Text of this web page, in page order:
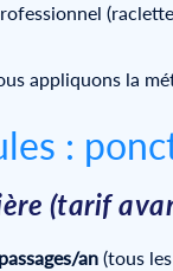
appliquons la
:
(tarif
an (tous